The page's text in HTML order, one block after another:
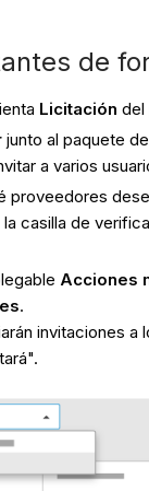
de
Licitación del
junto al paquete
a varios
proveedores
casilla de
Acciones
.
invitaciones a